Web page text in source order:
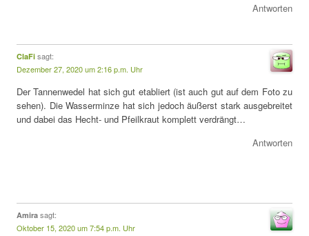
Antworten
ClaFi sagt:
Dezember 27, 2020 um 2:16 p.m. Uhr
Der Tannenwedel hat sich gut etabliert (ist auch gut auf dem Foto zu
sehen). Die Wasserminze hat sich jedoch äußerst stark ausgebreitet
und dabei das Hecht- und Pfeilkraut komplett verdrängt…
Antworten
Amira sagt:
Oktober 15, 2020 um 7:54 p.m. Uhr